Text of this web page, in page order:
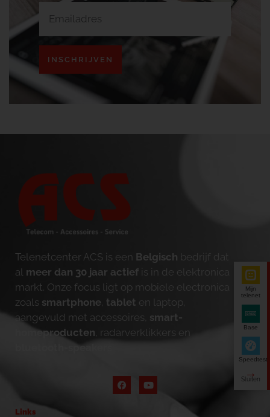
INSCHRIJVEN
Telenetcenter ACS is een Belgisch bedrijf dat
al meer dan 30 jaar actief is in de elektronica
markt. Onze focus ligt op mobiele electronica
zoals smartphone tablet en laptop,
aangevuld met accessoires, smart-
homeproducten , radarverklikkers en
bluetooth-speakers
Links
Mijn
telenet
Base
Speedtest